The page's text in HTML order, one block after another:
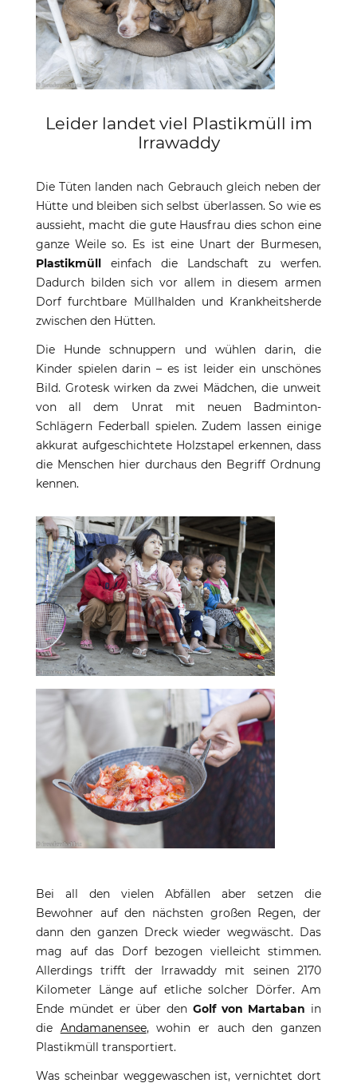
Leider landet viel Plastikmüll im
Irrawaddy
Die Tüten landen nach Gebrauch gleich neben der
Hütte und bleiben sich selbst überlassen. So wie es
aussieht, macht die gute Hausfrau dies schon eine
ganze Weile so. Es ist eine Unart der Burmesen,
Plastikmüll einfach die Landschaft zu werfen.
Dadurch bilden sich vor allem in diesem armen
Dorf furchtbare Müllhalden und Krankheitsherde
zwischen den Hütten.
Die Hunde schnuppern und wühlen darin, die
Kinder spielen darin – es ist leider ein unschönes
Bild. Grotesk wirken da zwei Mädchen, die unweit
von all dem Unrat mit neuen Badminton-
Schlägern Federball spielen. Zudem lassen einige
akkurat aufgeschichtete Holzstapel erkennen, dass
die Menschen hier durchaus den Begriff Ordnung
kennen.
Bei all den vielen Abfällen aber setzen die
Bewohner auf den nächsten großen Regen, der
dann den ganzen Dreck wieder wegwäscht. Das
mag auf das Dorf bezogen vielleicht stimmen.
Allerdings trifft der Irrawaddy mit seinen 2170
Kilometer Länge auf etliche solcher Dörfer. Am
Ende mündet er über den Golf von Martaban in
die Andamanensee, wohin er auch den ganzen
Plastikmüll transportiert.
Was scheinbar weggewaschen ist, vernichtet dort